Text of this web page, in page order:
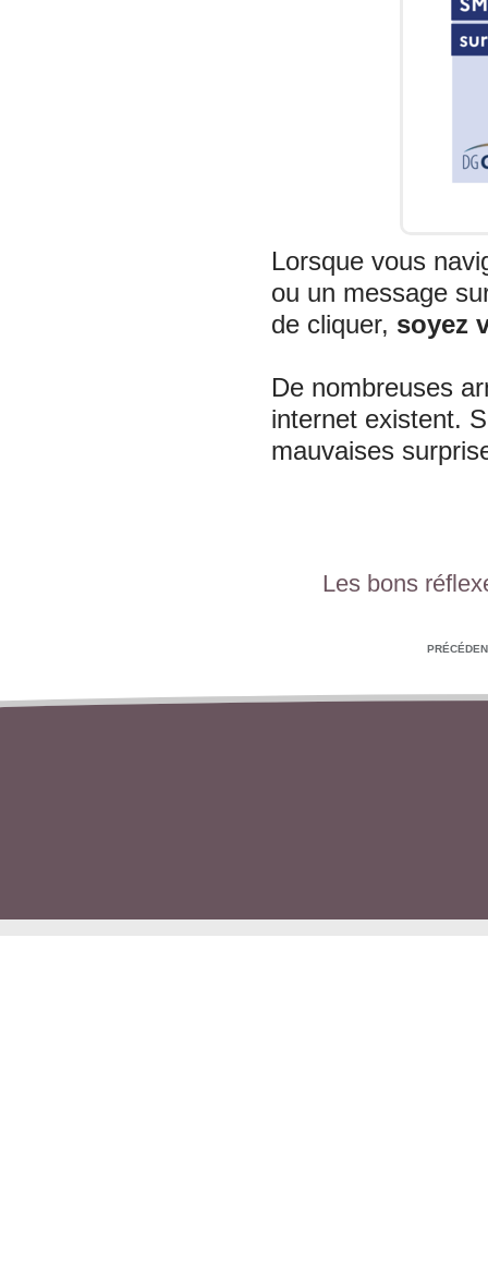
Lorsque vous
ou un message
de cliquer, soyez
De nombreuses
internet existent.
mauvaises
Les bons